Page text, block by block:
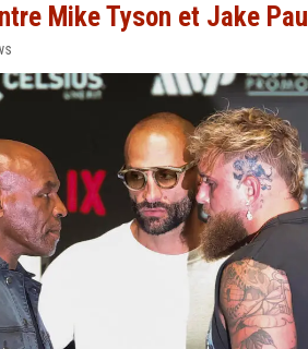
Mike Tyson et Jake